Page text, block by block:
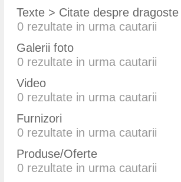
Texte > Citate despre dragoste
0 rezultate in urma cautarii
Galerii foto
0 rezultate in urma cautarii
Video
0 rezultate in urma cautarii
Furnizori
0 rezultate in urma cautarii
Produse/Oferte
0 rezultate in urma cautarii